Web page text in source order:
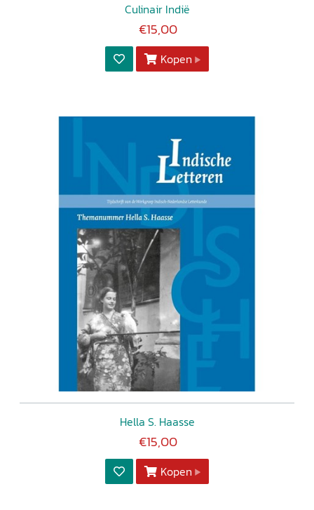
Culinair Indië
€15,00
Kopen
Hella S. Haasse
€15,00
Kopen